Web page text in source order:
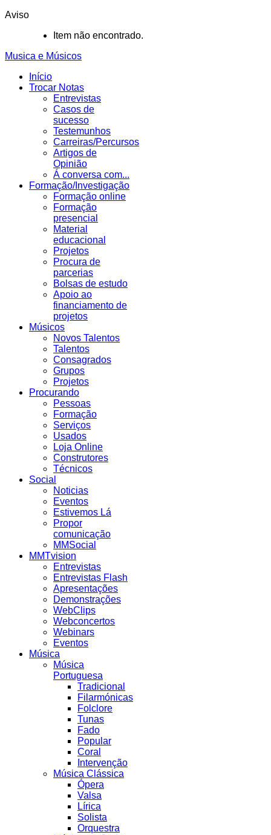
Aviso
Item não encontrado.
Musica e Músicos
Início
Trocar Notas
Entrevistas
Casos de
sucesso
Testemunhos
Carreiras/Percursos
Artigos de
Opinião
Á conversa com...
Formação/Investigação
Formação online
Formação
presencial
Material
educacional
Projetos
Procura de
parcerias
Bolsas de estudo
Apoio ao
financiamento de
projetos
Músicos
Novos Talentos
Talentos
Consagrados
Grupos
Projetos
Procurando
Pessoas
Formação
Serviços
Usados
Loja Online
Construtores
Técnicos
Social
Noticias
Eventos
Estivemos Lá
Propor
comunicação
MMSocial
MMTvision
Entrevistas
Entrevistas Flash
Apresentações
Demonstrações
WebClips
Webconcertos
Webinars
Eventos
Música
Música
Portuguesa
Tradicional
Filarmónicas
Folclore
Tunas
Fado
Popular
Coral
Intervenção
Música Clássica
Ópera
Valsa
Lírica
Solista
Orquestra